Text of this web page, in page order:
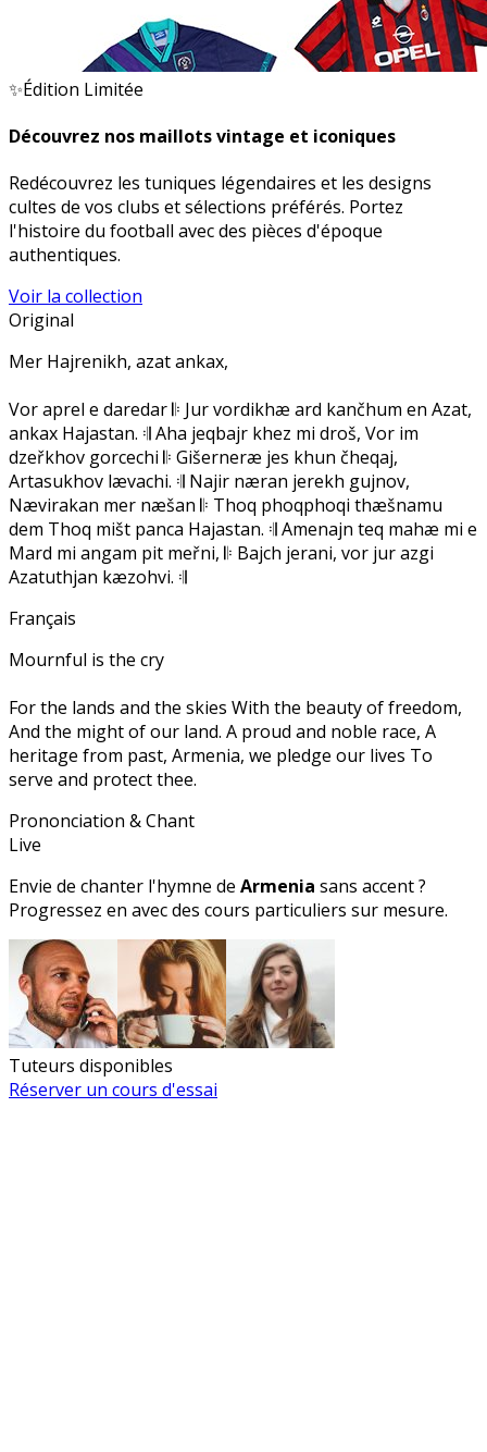
✨Édition Limitée
Découvrez nos maillots vintage et iconiques
Redécouvrez les tuniques légendaires et les designs
cultes de vos clubs et sélections préférés. Portez
l'histoire du football avec des pièces d'époque
authentiques.
Voir la collection
Original
Mer Hajrenikh, azat ankax,
Vor aprel e daredar 𝄆 Jur vordikhæ ard kančhum en Azat,
ankax Hajastan. 𝄇 Aha jeqbajr khez mi droš, Vor im
dzeřkhov gorcechi 𝄆 Gišerneræ jes khun čheqaj,
Artasukhov lævachi. 𝄇 Najir næran jerekh gujnov,
Nævirakan mer næšan 𝄆 Thoq phoqphoqi thæšnamu
dem Thoq mišt panca Hajastan. 𝄇 Amenajn teq mahæ mi e
Mard mi angam pit meřni, 𝄆 Bajch jerani, vor jur azgi
Azatuthjan kæzohvi. 𝄇
Français
Mournful is the cry
For the lands and the skies With the beauty of freedom,
And the might of our land. A proud and noble race, A
heritage from past, Armenia, we pledge our lives To
serve and protect thee.
Prononciation & Chant
Live
Envie de chanter l'hymne de Armenia sans accent ?
Progressez en avec des cours particuliers sur mesure.
Tuteurs disponibles
Réserver un cours d'essai